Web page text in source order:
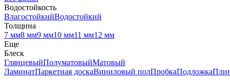
Водостойкость
ВлагостойкийВодостойкий
Толщина
7 мм8 мм9 мм10 мм11 мм12 мм
Еще
Блеск
ГлянцевыйПолуматовыйМатовый
ЛаминатПаркетная доскаВиниловый полПробкаПодложка